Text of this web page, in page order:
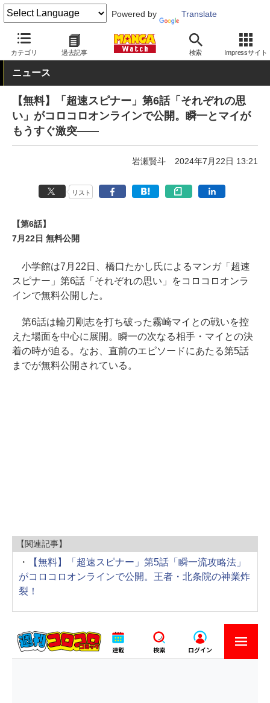
Powered by Translate
カテゴリ 過去記事 検索 Impressサイト
MANGA Watch 無料
ニュース
【無料】「超速スピナー」第6話「それぞれの思
い」がコロコロオンラインで公開。瞬一とマイが
もうすぐ激突――
岩瀬賢斗 2024年7月22日 13:21
リスト
【第6話】
7月22日 無料公開
小学館は7月22日、橋口たかし氏によるマンガ「超速
スピナー」第6話「それぞれの思い」をコロコロオンラ
インで無料公開した。
第6話は輪刃剛志を打ち破った霧崎マイとの戦いを控
えた場面を中心に展開。瞬一の次なる相手・マイとの決
着の時が迫る。なお、直前のエピソードにあたる第5話
までが無料公開されている。
【関連記事】
・
【無料】「超速スピナー」第5話「瞬一流攻略法」
がコロコロオンラインで公開。王者・北条院の神業炸
裂！